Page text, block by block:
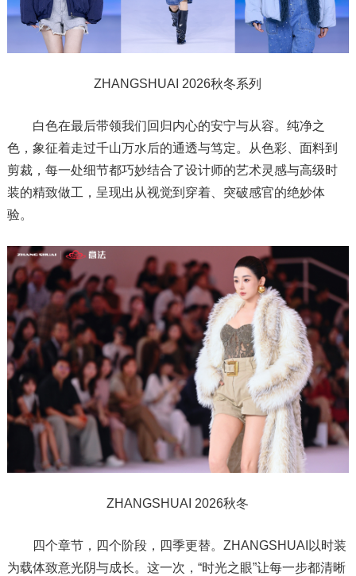
ZHANGSHUAI 2026秋冬系列
白色在最后带领我们回归内心的安宁与从容。纯净之
色，象征着走过千山万水后的通透与笃定。从色彩、面料到
剪裁，每一处细节都巧妙结合了设计师的艺术灵感与高级时
装的精致做工，呈现出从视觉到穿着、突破感官的绝妙体
验。
ZHANGSHUAI 2026秋冬
四个章节，四个阶段，四季更替。ZHANGSHUAI以时装
为载体致意光阴与成长。这一次，“时光之眼”让每一步都清晰